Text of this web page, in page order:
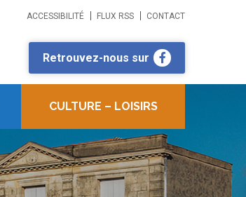
ACCESSIBILITÉ FLUX RSS CONTACT
Retrouvez-nous sur
CULTURE – LOISIRS